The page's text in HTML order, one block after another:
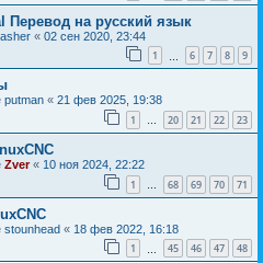
Перевод на русский язык
asher « 02 сен 2020, 23:44
1 6 7 8 9
putman « 21 фев 2025, 19:38
1 … 20 21 22 23
Zver« 10 ноя 2024, 22:22
1 … 68 69 70 71
stounhead « 18 фев 2022, 16:18
1 45 46 47 48